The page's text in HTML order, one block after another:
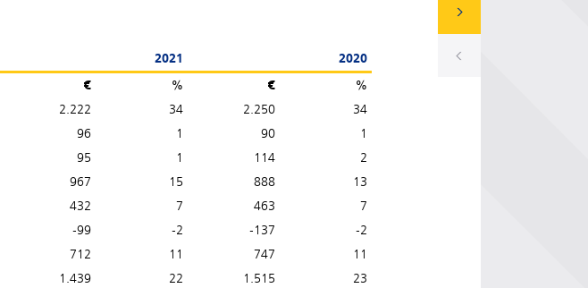
2021
2020
€
% €
%
2.222 34 2.250
34
96 1 90
1
95 1 114
2
967 15 888
13
432 7 463
7
-99 -2 -137
-2
712 11 747
11
1.439 22 1.515
23